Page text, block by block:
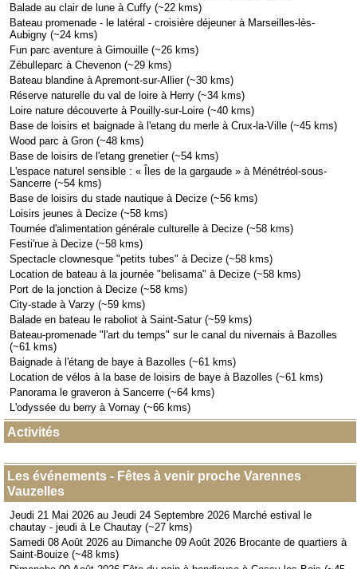
Balade au clair de lune à Cuffy (~22 kms)
Bateau promenade - le latéral - croisière déjeuner à Marseilles-lès-
Aubigny (~24 kms)
Fun parc aventure à Gimouille (~26 kms)
Zébulleparc à Chevenon (~29 kms)
Bateau blandine à Apremont-sur-Allier (~30 kms)
Réserve naturelle du val de loire à Herry (~34 kms)
Loire nature découverte à Pouilly-sur-Loire (~40 kms)
Base de loisirs et baignade à l'etang du merle à Crux-la-Ville (~45 kms)
Wood parc à Gron (~48 kms)
Base de loisirs de l'etang grenetier (~54 kms)
L'espace naturel sensible : « Îles de la gargaude » à Ménétréol-sous-
Sancerre (~54 kms)
Base de loisirs du stade nautique à Decize (~56 kms)
Loisirs jeunes à Decize (~58 kms)
Tournée d'alimentation générale culturelle à Decize (~58 kms)
Festi'rue à Decize (~58 kms)
Spectacle clownesque "petits tubes" à Decize (~58 kms)
Location de bateau à la journée "belisama" à Decize (~58 kms)
Port de la jonction à Decize (~58 kms)
City-stade à Varzy (~59 kms)
Balade en bateau le raboliot à Saint-Satur (~59 kms)
Bateau-promenade "l'art du temps" sur le canal du nivernais à Bazolles
(~61 kms)
Baignade à l'étang de baye à Bazolles (~61 kms)
Location de vélos à la base de loisirs de baye à Bazolles (~61 kms)
Panorama le graveron à Sancerre (~64 kms)
L'odyssée du berry à Vornay (~66 kms)
Activités
Les événements - Fêtes à venir proche Varennes
Vauzelles
Jeudi 21 Mai 2026 au Jeudi 24 Septembre 2026 Marché estival le
chautay - jeudi à Le Chautay (~27 kms)
Samedi 08 Août 2026 au Dimanche 09 Août 2026 Brocante de quartiers à
Saint-Bouize (~48 kms)